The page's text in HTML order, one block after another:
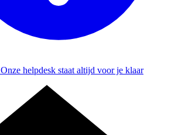
Onze helpdesk staat altijd voor je klaar